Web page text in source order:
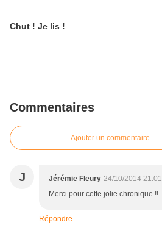
Chut ! Je lis !
Commentaires
Ajouter un commentaire
J Jérémie Fleury 24/10/2014 21:01
Merci pour cette jolie chronique !!
Répondre